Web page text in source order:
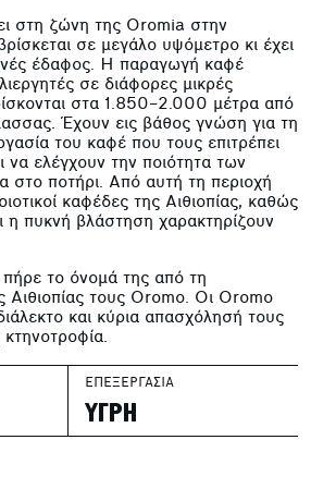
στη ζώνη της Oromia στην
σε μεγάλο υψόμετρο κι έχει
έδαφος. Η παραγωγή καφέ
σε διάφορες μικρές
στα 1.850–2.000 μέτρα από
Έχουν εις βάθος γνώση για τη
του καφέ που τους επιτρέπει
να ελέγχουν την ποιότητα των
στο ποτήρι. Από αυτή τη περιοχή
καφέδες της Αιθιοπίας, καθώς
η πυκνή βλάστηση χαρακτηρίζουν
το όνομά της από τη
Αιθιοπίας τους Oromo. Οι Oromo
και κύρια απασχόλησή τους
κτηνοτροφία.
ΕΠΕΞΕΡΓΑΣΙΑ
ΥΓΡΗ